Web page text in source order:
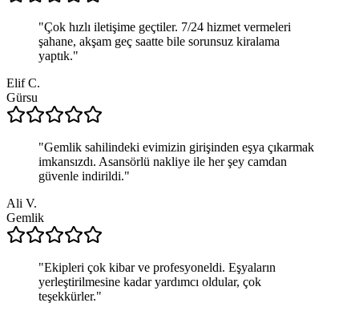
"Çok hızlı iletişime geçtiler. 7/24 hizmet vermeleri
şahane, akşam geç saatte bile sorunsuz kiralama
yaptık."
Elif C.
Gürsu
"Gemlik sahilindeki evimizin girişinden eşya çıkarmak
imkansızdı. Asansörlü nakliye ile her şey camdan
güvenle indirildi."
Ali V.
Gemlik
"Ekipleri çok kibar ve profesyoneldi. Eşyaların
yerleştirilmesine kadar yardımcı oldular, çok
teşekkürler."